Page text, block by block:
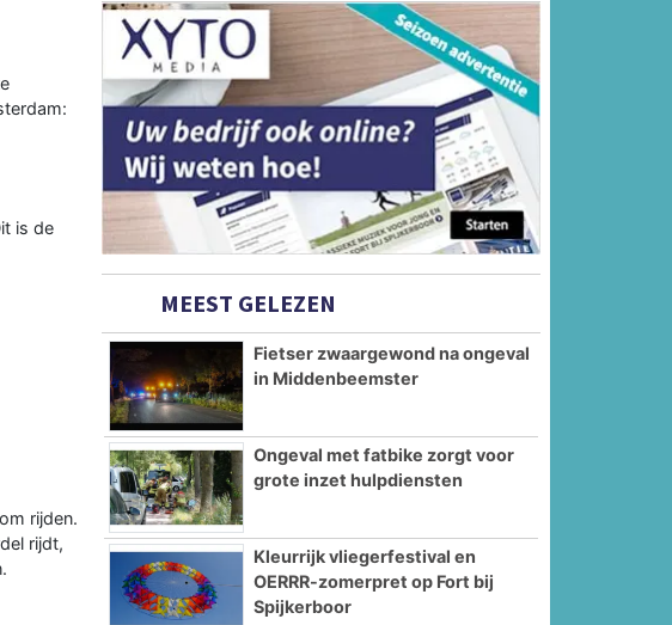
is de
rijden.
rijdt,
MEEST GELEZEN
Fietser zwaargewond na ongeval
in Middenbeemster
Ongeval met fatbike zorgt voor
grote inzet hulpdiensten
Kleurrijk vliegerfestival en
OERRR-zomerpret op Fort bij
Spijkerboor